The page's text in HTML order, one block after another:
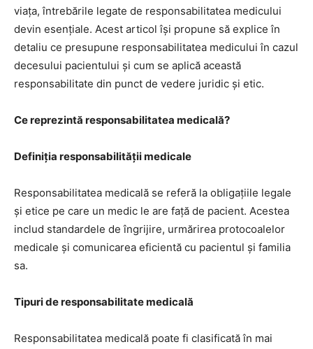
viața, întrebările legate de responsabilitatea medicului
devin esențiale. Acest articol își propune să explice în
detaliu ce presupune responsabilitatea medicului în cazul
decesului pacientului și cum se aplică această
responsabilitate din punct de vedere juridic și etic.
Ce reprezintă responsabilitatea medicală?
Definiția responsabilității medicale
Responsabilitatea medicală se referă la obligațiile legale
și etice pe care un medic le are față de pacient. Acestea
includ standardele de îngrijire, urmărirea protocoalelor
medicale și comunicarea eficientă cu pacientul și familia
sa.
Tipuri de responsabilitate medicală
Responsabilitatea medicală poate fi clasificată în mai